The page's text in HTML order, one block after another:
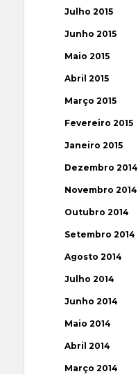
Julho 2015
Junho 2015
Maio 2015
Abril 2015
Março 2015
Fevereiro 2015
Janeiro 2015
Dezembro 2014
Novembro 2014
Outubro 2014
Setembro 2014
Agosto 2014
Julho 2014
Junho 2014
Maio 2014
Abril 2014
Março 2014